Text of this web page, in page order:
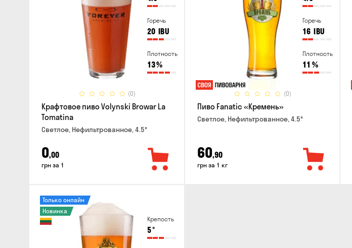
Горечь
20 IBU
Плотность
13%
(0)
Крафтовое пиво Volynski Browar La
Tomatina
Светлое, Нефильтрованное, 4.5°
0,00
грн за 1
Горечь
16 IBU
Плотность
11 %
(0)
Пиво Fanatic «Кремень»
Светлое, Нефильтрованное, 4.5°
60,90
грн за 1 кг
Крепость
5°
Только онлайн
Новинка